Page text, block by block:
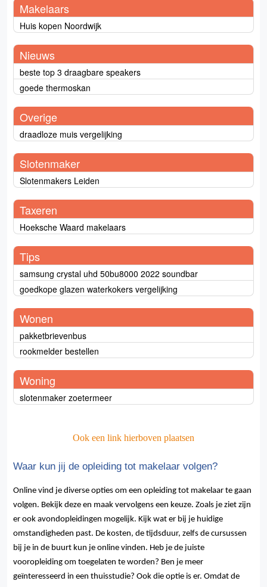
Makelaars
Huis kopen Noordwijk
Nieuws
beste top 3 draagbare speakers
goede thermoskan
Overige
draadloze muis vergelijking
Slotenmaker
Slotenmakers Leiden
Taxeren
Hoeksche Waard makelaars
Tips
samsung crystal uhd 50bu8000 2022 soundbar
goedkope glazen waterkokers vergelijking
Wonen
pakketbrievenbus
rookmelder bestellen
Woning
slotenmaker zoetermeer
Ook een link hierboven plaatsen
Waar kun jij de opleiding tot makelaar volgen?
Online vind je diverse opties om een opleiding tot makelaar te gaan
volgen. Bekijk deze en maak vervolgens een keuze. Zoals je ziet zijn
er ook avondopleidingen mogelijk. Kijk wat er bij je huidige
omstandigheden past. De kosten, de tijdsduur, zelfs de cursussen
bij je in de buurt kun je online vinden. Heb je de juiste
vooropleiding om toegelaten te worden? Ben je meer
geïnteresseerd in een thuisstudie? Ook die optie is er. Omdat de